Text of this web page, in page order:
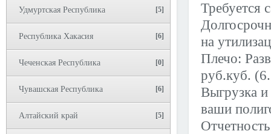
Удмуртская Республика [5]
Республика Хакасия [6]
Чеченская Республика [0]
Чувашская Республика [6]
Алтайский край [5]
Требуется
на
Плечо:
руб.куб.
Выгрузка и
ваши